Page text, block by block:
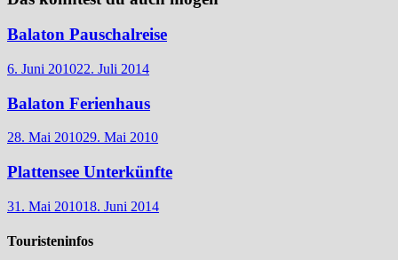
Balaton Pauschalreise
6. Juni 201022. Juli 2014
Balaton Ferienhaus
28. Mai 201029. Mai 2010
Plattensee Unterkünfte
31. Mai 201018. Juni 2014
Touristeninfos